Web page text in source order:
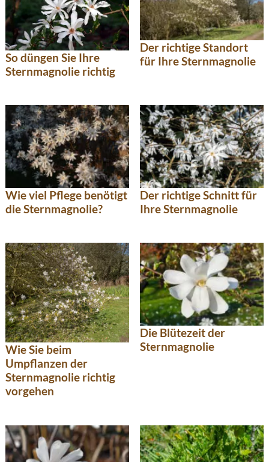
So düngen Sie Ihre
Sternmagnolie richtig
Der richtige Standort
für Ihre Sternmagnolie
Wie viel Pflege benötigt
die Sternmagnolie?
Der richtige Schnitt für
Ihre Sternmagnolie
Wie Sie beim
Umpflanzen der
Sternmagnolie richtig
vorgehen
Die Blütezeit der
Sternmagnolie